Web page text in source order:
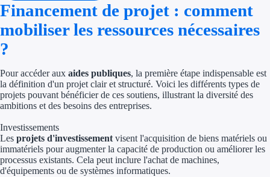
Aides RSE
Création
Cession
Aides
Financement de projet : comment
mobiliser les ressources nécessaires
?
Pour accéder aux aides publiques, la première étape indispensable est
la définition d'un projet clair et structuré. Voici les différents types de
projets pouvant bénéficier de ces soutiens, illustrant la diversité des
ambitions et des besoins des entreprises.
Investissements
Les projets d'investissement visent l'acquisition de biens matériels ou
immatériels pour augmenter la capacité de production ou améliorer les
processus existants. Cela peut inclure l'achat de machines,
d'équipements ou de systèmes informatiques.